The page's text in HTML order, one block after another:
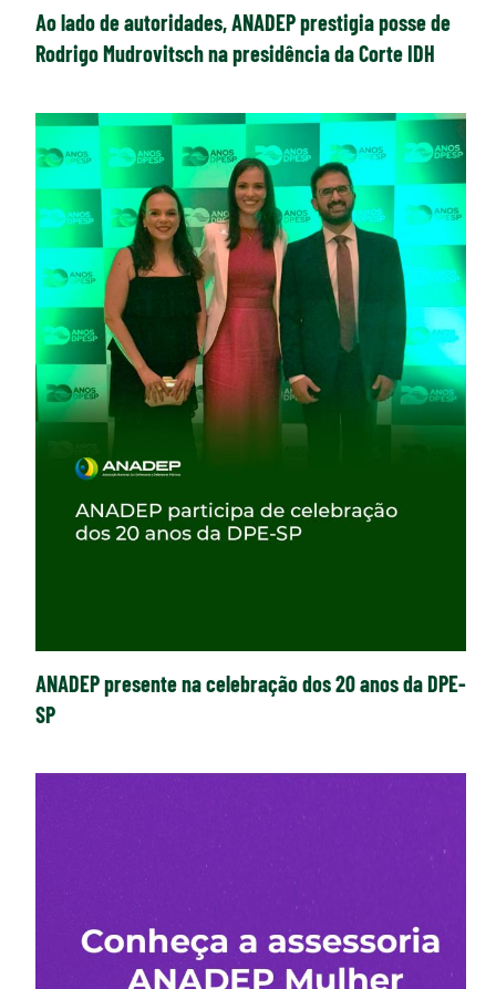
Ao lado de autoridades, ANADEP prestigia posse de
Rodrigo Mudrovitsch na presidência da Corte IDH
ANADEP presente na celebração dos 20 anos da DPE-
SP